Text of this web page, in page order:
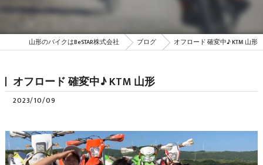
山形のバイクはBeSTAR株式会社 ブログ オフロード 確変中♪ KTM 山形
オフロード 確変中♪ KTM 山形
2023/10/09